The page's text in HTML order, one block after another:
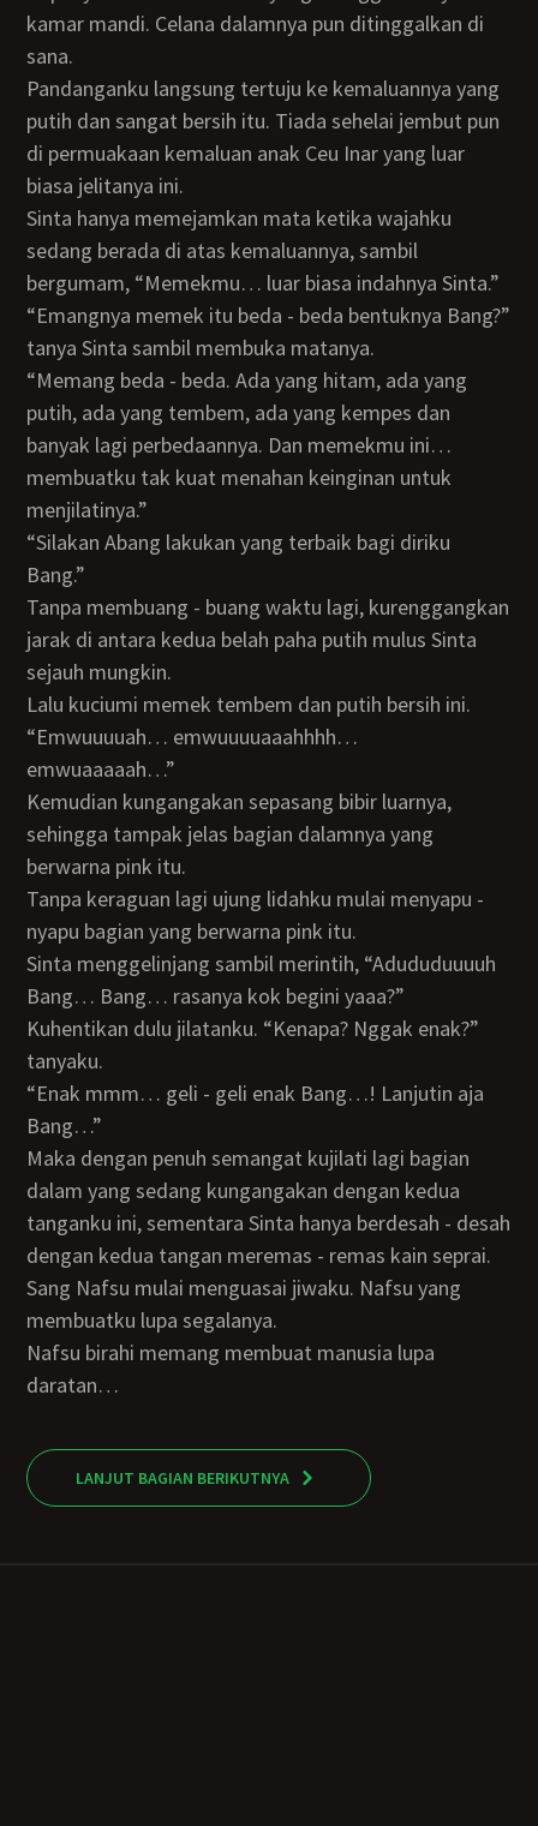
kamar mandi. Celana dalamnya pun ditinggalkan di
sana.
Pandanganku langsung tertuju ke kemaluannya yang
putih dan sangat bersih itu. Tiada sehelai jembut pun
di permuakaan kemaluan anak Ceu Inar yang luar
biasa jelitanya ini.
Sinta hanya memejamkan mata ketika wajahku
sedang berada di atas kemaluannya, sambil
bergumam, “Memekmu… luar biasa indahnya Sinta.”
“Emangnya memek itu beda - beda bentuknya Bang?”
tanya Sinta sambil membuka matanya.
“Memang beda - beda. Ada yang hitam, ada yang
putih, ada yang tembem, ada yang kempes dan
banyak lagi perbedaannya. Dan memekmu ini…
membuatku tak kuat menahan keinginan untuk
menjilatinya.”
“Silakan Abang lakukan yang terbaik bagi diriku
Bang.”
Tanpa membuang - buang waktu lagi, kurenggangkan
jarak di antara kedua belah paha putih mulus Sinta
sejauh mungkin.
Lalu kuciumi memek tembem dan putih bersih ini.
“Emwuuuuah… emwuuuuaaahhhh…
emwuaaaaah…”
Kemudian kungangakan sepasang bibir luarnya,
sehingga tampak jelas bagian dalamnya yang
berwarna pink itu.
Tanpa keraguan lagi ujung lidahku mulai menyapu -
nyapu bagian yang berwarna pink itu.
Sinta menggelinjang sambil merintih, “Adududuuuuh
Bang… Bang… rasanya kok begini yaaa?”
Kuhentikan dulu jilatanku. “Kenapa? Nggak enak?”
tanyaku.
“Enak mmm… geli - geli enak Bang…! Lanjutin aja
Bang…”
Maka dengan penuh semangat kujilati lagi bagian
dalam yang sedang kungangakan dengan kedua
tanganku ini, sementara Sinta hanya berdesah - desah
dengan kedua tangan meremas - remas kain seprai.
Sang Nafsu mulai menguasai jiwaku. Nafsu yang
membuatku lupa segalanya.
Nafsu birahi memang membuat manusia lupa
daratan…
LANJUT BAGIAN BERIKUTNYA